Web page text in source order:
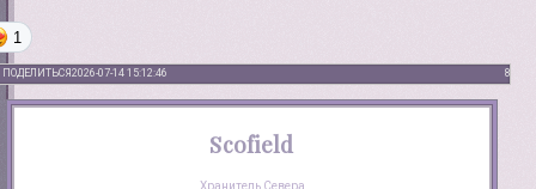
1
ПОДЕЛИТЬСЯ 8
2026-07-14 15:12:46
Scofield
Хранитель Севера